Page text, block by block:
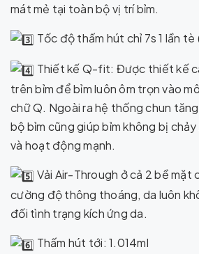
mát mẻ tại toàn bộ vị trí bỉm.
Tốc độ thấm hút chỉ 7s 1 lần tè
Thiết kế Q-fit: Được thiết kế
trên bỉm để bỉm luôn ôm trọn vào
chữ Q. Ngoài ra hệ thống chun
bộ bỉm cũng giúp bỉm không bị
và hoạt động mạnh.
Vải Air-Through ở cả 2 bề mặt
cường độ thông thoáng, da luôn
đối tình trạng kích ứng da.
Thấm hút tới: 1.014ml